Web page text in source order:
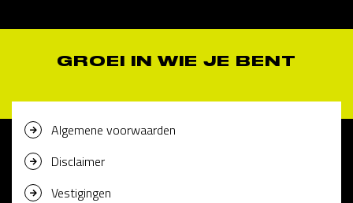
GROEI IN WIE JE BENT
Algemene voorwaarden
Disclaimer
Vestigingen